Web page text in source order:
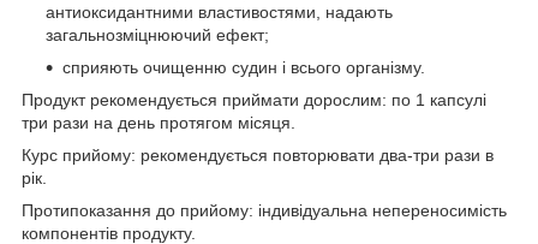
антиоксидантними властивостями, надають
загальнозміцнюючий ефект;
сприяють очищенню судин і всього організму.
Продукт рекомендується приймати дорослим: по 1 капсулі
три рази на день протягом місяця.
Курс прийому: рекомендується повторювати два-три рази в
рік.
Протипоказання до прийому: індивідуальна непереносимість
компонентів продукту.